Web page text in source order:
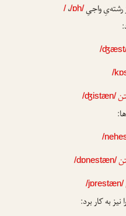
رشته‌یِ واجیِ/ɒh/،/
/
/
/ʤistæn/
/
/dɒnestæn/
/jɒrestæn/
را نیز به کار برد: